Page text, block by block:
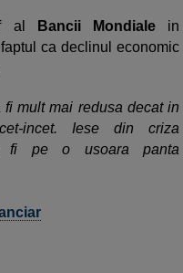
al Bancii Mondialein
ca declinul economic
mult mai redusa decat in
incet. Iese din criza
fi pe o usoara panta